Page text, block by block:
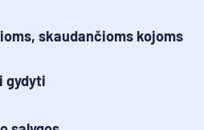
skaudančioms kojoms